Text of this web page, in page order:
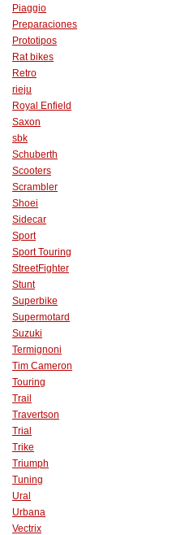
Piaggio
Preparaciones
Prototipos
Rat bikes
Retro
rieju
Royal Enfield
Saxon
sbk
Schuberth
Scooters
Scrambler
Shoei
Sidecar
Sport
Sport Touring
StreetFighter
Stunt
Superbike
Supermotard
Suzuki
Termignoni
Tim Cameron
Touring
Trail
Travertson
Trial
Trike
Triumph
Tuning
Ural
Urbana
Vectrix